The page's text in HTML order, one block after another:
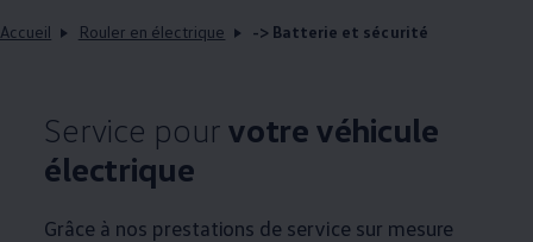
Accueil Rouler en électrique -> Batterie et sécurité
Service pour votre véhicule
électrique
Grâce à nos prestations de service sur mesure